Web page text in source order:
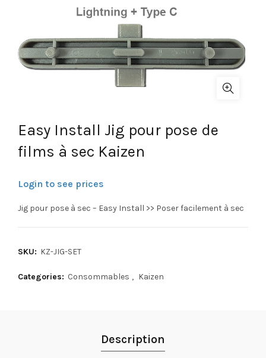
Easy Install Jig pour pose de
films à sec Kaizen
Login to see prices
Jig pour pose à sec – Easy Install >> Poser facilement à sec
SKU: KZ-JIG-SET
Categories: Consommables , Kaizen
Description